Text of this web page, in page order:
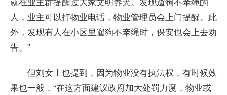
就在业主群提醒过大家文明养犬。发现遛狗不牵绳的
人，业主可以打物业电话，物业管理员会上门提醒。此
外，发现有人在小区里遛狗不牵绳时，保安也会上去劝
告。”
但刘女士也提到，因为物业没有执法权，有时候效
果也一般，“在这方面建议政府加大处罚力度，物业或